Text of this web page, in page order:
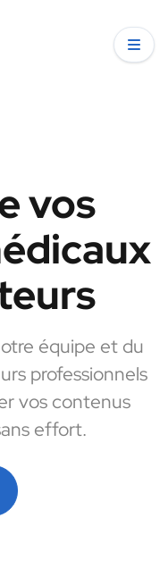
vos
équipe et du
professionnels
vos contenus
effort.